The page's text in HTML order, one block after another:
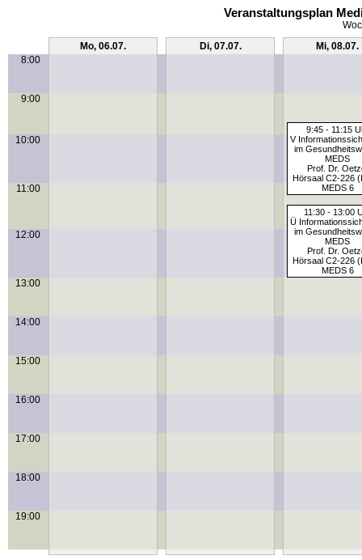
Veranstaltungsplan
Mo, 06.07.
Di, 07.07.
Mi, 08.07.
8:00
9:00
9:45 - 11:15
V
im
MEDS
Prof. Dr.
Hörsaal C2-226
MEDS 6
10:00
11:00
11:30 - 13:00
Ü
im
MEDS
Prof. Dr.
Hörsaal C2-226
MEDS 6
12:00
13:00
14:00
15:00
16:00
17:00
18:00
19:00